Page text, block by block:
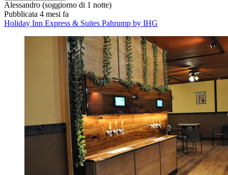
Alessandro (soggiorno di 1 notte)
Pubblicata 4 mesi fa
Holiday Inn Express & Suites Pahrump by IHG